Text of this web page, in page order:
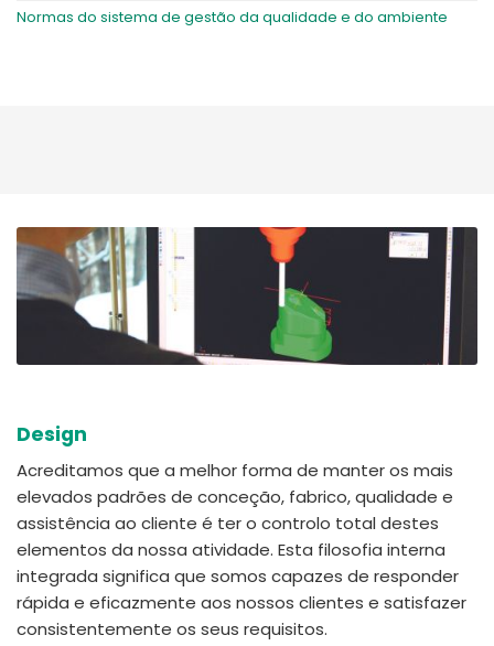
Normas do sistema de gestão da qualidade e do ambiente
Design
Acreditamos que a melhor forma de manter os mais
elevados padrões de conceção, fabrico, qualidade e
assistência ao cliente é ter o controlo total destes
elementos da nossa atividade. Esta filosofia interna
integrada significa que somos capazes de responder
rápida e eficazmente aos nossos clientes e satisfazer
consistentemente os seus requisitos.